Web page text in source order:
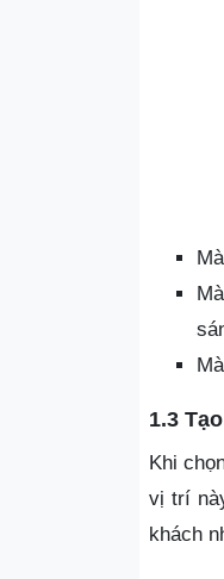
1.3
Khi
vị trí
khách